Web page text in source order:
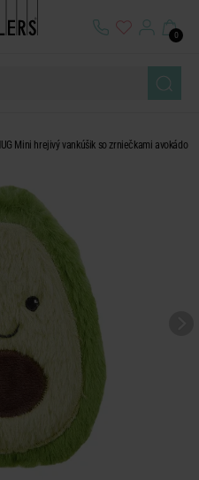
0
Mini hrejivý vankúšik so zrniečkami avokádo